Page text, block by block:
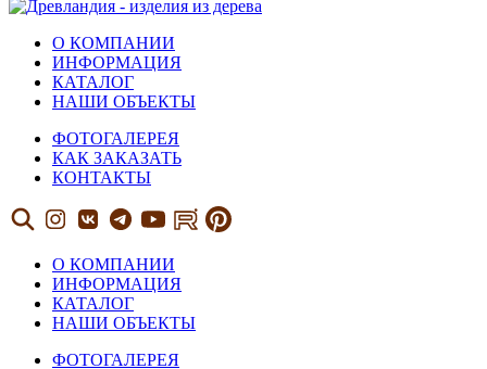
О КОМПАНИИ
ИНФОРМАЦИЯ
КАТАЛОГ
НАШИ ОБЪЕКТЫ
ФОТОГАЛЕРЕЯ
КАК ЗАКАЗАТЬ
КОНТАКТЫ
О КОМПАНИИ
ИНФОРМАЦИЯ
КАТАЛОГ
НАШИ ОБЪЕКТЫ
ФОТОГАЛЕРЕЯ